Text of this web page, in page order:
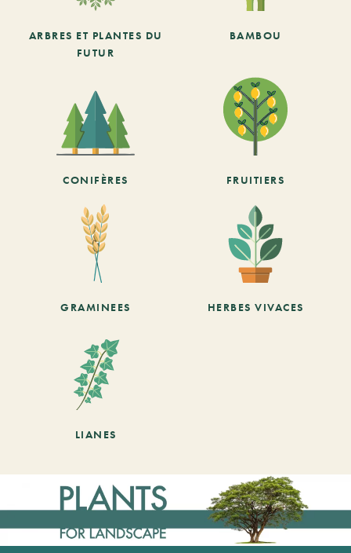
ARBRES ET PLANTES DU
FUTUR
BAMBOU
CONIFÈRES FRUITIERS
GRAMINEES HERBES VIVACES
LIANES